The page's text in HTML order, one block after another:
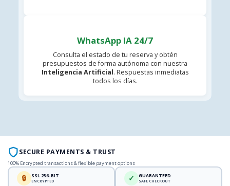
WhatsApp IA 24/7
Consulta el estado de tu reserva y obtén
presupuestos de forma autónoma con nuestra
Inteligencia Artificial. Respuestas inmediatas
todos los días.
SECURE PAYMENTS & TRUST
100% Encrypted transactions & flexible payment options
🔒 SSL 256-BIT
ENCRYPTED ✓ GUARANTEED
SAFE CHECKOUT